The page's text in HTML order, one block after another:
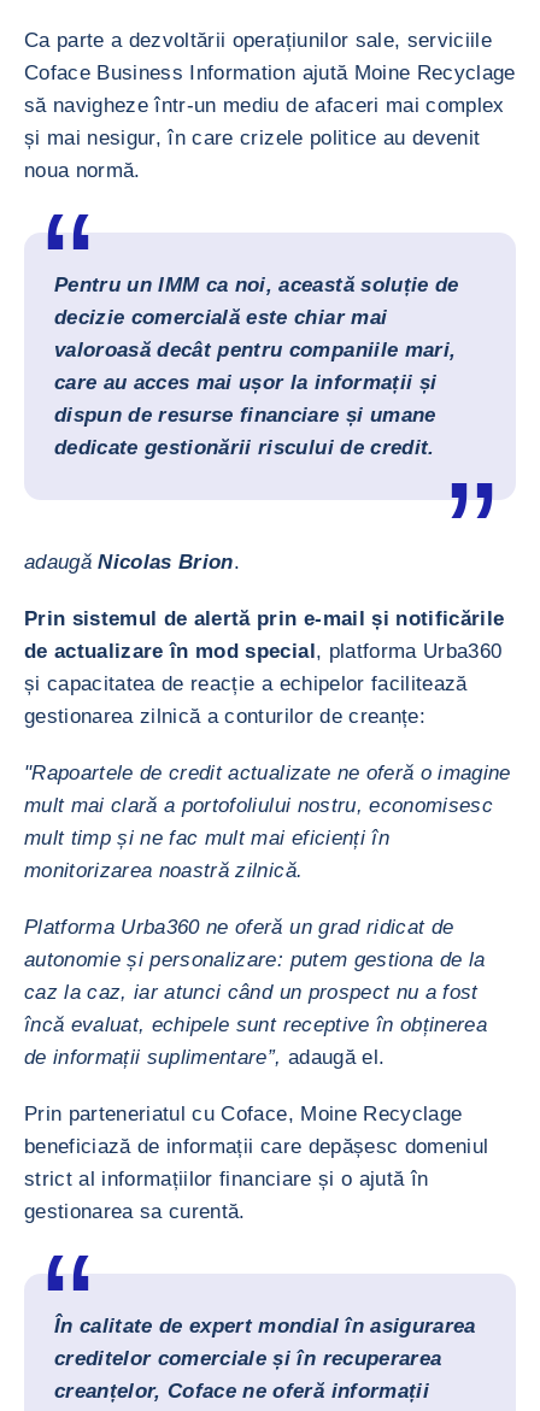
Ca parte a dezvoltării operațiunilor sale, serviciile
Coface Business Information ajută Moine Recyclage
să navigheze într-un mediu de afaceri mai complex
și mai nesigur, în care crizele politice au devenit
noua normă.
Pentru un IMM ca noi, această soluție de
decizie comercială este chiar mai
valoroasă decât pentru companiile mari,
care au acces mai ușor la informații și
dispun de resurse financiare și umane
dedicate gestionării riscului de credit.
adaugă Nicolas Brion.
Prin sistemul de alertă prin e-mail și notificările
de actualizare în mod special, platforma Urba360
și capacitatea de reacție a echipelor facilitează
gestionarea zilnică a conturilor de creanțe:
"Rapoartele de credit actualizate ne oferă o imagine
mult mai clară a portofoliului nostru, economisesc
mult timp și ne fac mult mai eficienți în
monitorizarea noastră zilnică.
Platforma Urba360 ne oferă un grad ridicat de
autonomie și personalizare: putem gestiona de la
caz la caz, iar atunci când un prospect nu a fost
încă evaluat, echipele sunt receptive în obținerea
de informații suplimentare”, adaugă el.
Prin parteneriatul cu Coface, Moine Recyclage
beneficiază de informații care depășesc domeniul
strict al informațiilor financiare și o ajută în
gestionarea sa curentă.
În calitate de expert mondial în asigurarea
creditelor comerciale și în recuperarea
creanțelor, Coface ne oferă informații